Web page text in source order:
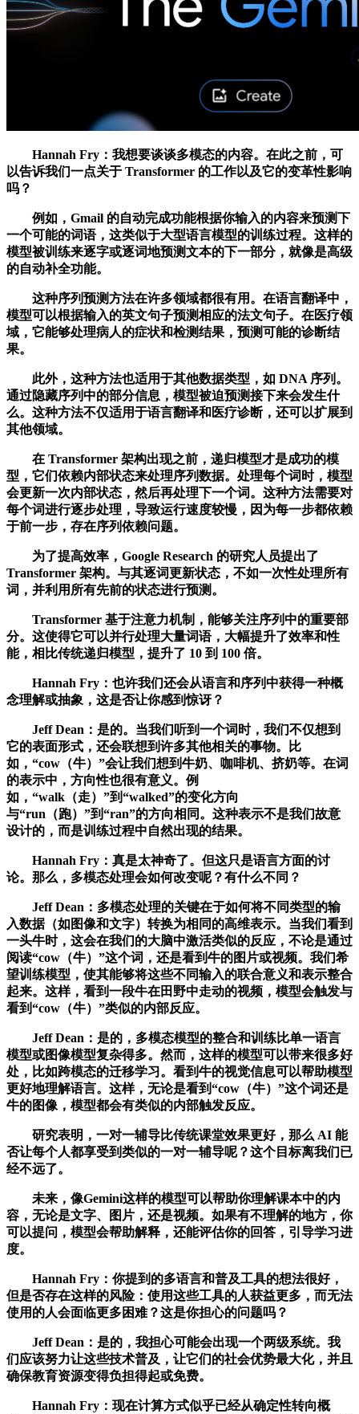
Hannah Fry：我想要谈谈多模态的内容。在此之前，可
以告诉我们一点关于 Transformer 的工作以及它的变革性影响
吗？
例如，Gmail 的自动完成功能根据你输入的内容来预测下
一个可能的词语，这类似于大型语言模型的训练过程。这样的
模型被训练来逐字或逐词地预测文本的下一部分，就像是高级
的自动补全功能。
这种序列预测方法在许多领域都很有用。在语言翻译中，
模型可以根据输入的英文句子预测相应的法文句子。在医疗领
域，它能够处理病人的症状和检测结果，预测可能的诊断结
果。
此外，这种方法也适用于其他数据类型，如 DNA 序列。
通过隐藏序列中的部分信息，模型被迫预测接下来会发生什
么。这种方法不仅适用于语言翻译和医疗诊断，还可以扩展到
其他领域。
在 Transformer 架构出现之前，递归模型才是成功的模
型，它们依赖内部状态来处理序列数据。处理每个词时，模型
会更新一次内部状态，然后再处理下一个词。这种方法需要对
每个词进行逐步处理，导致运行速度较慢，因为每一步都依赖
于前一步，存在序列依赖问题。
为了提高效率，Google Research 的研究人员提出了
Transformer 架构。与其逐词更新状态，不如一次性处理所有
词，并利用所有先前的状态进行预测。
Transformer 基于注意力机制，能够关注序列中的重要部
分。这使得它可以并行处理大量词语，大幅提升了效率和性
能，相比传统递归模型，提升了 10 到 100 倍。
Hannah Fry：也许我们还会从语言和序列中获得一种概
念理解或抽象，这是否让你感到惊讶？
Jeff Dean：是的。当我们听到一个词时，我们不仅想到
它的表面形式，还会联想到许多其他相关的事物。比
如，“cow（牛）”会让我们想到牛奶、咖啡机、挤奶等。在词
的表示中，方向性也很有意义。例
如，“walk（走）”到“walked”的变化方向
与“run（跑）”到“ran”的方向相同。这种表示不是我们故意
设计的，而是训练过程中自然出现的结果。
Hannah Fry：真是太神奇了。但这只是语言方面的讨
论。那么，多模态处理会如何改变呢？有什么不同？
Jeff Dean：多模态处理的关键在于如何将不同类型的输
入数据（如图像和文字）转换为相同的高维表示。当我们看到
一头牛时，这会在我们的大脑中激活类似的反应，不论是通过
阅读“cow（牛）”这个词，还是看到牛的图片或视频。我们希
望训练模型，使其能够将这些不同输入的联合意义和表示整合
起来。这样，看到一段牛在田野中走动的视频，模型会触发与
看到“cow（牛）”类似的内部反应。
Jeff Dean：是的，多模态模型的整合和训练比单一语言
模型或图像模型复杂得多。然而，这样的模型可以带来很多好
处，比如跨模态的迁移学习。看到牛的视觉信息可以帮助模型
更好地理解语言。这样，无论是看到“cow（牛）”这个词还是
牛的图像，模型都会有类似的内部触发反应。
研究表明，一对一辅导比传统课堂效果更好，那么 AI 能
否让每个人都享受到类似的一对一辅导呢？这个目标离我们已
经不远了。
未来，像Gemini这样的模型可以帮助你理解课本中的内
容，无论是文字、图片，还是视频。如果有不理解的地方，你
可以提问，模型会帮助解释，还能评估你的回答，引导学习进
度。
Hannah Fry：你提到的多语言和普及工具的想法很好，
但是否存在这样的风险：使用这些工具的人获益更多，而无法
使用的人会面临更多困难？这是你担心的问题吗？
Jeff Dean：是的，我担心可能会出现一个两级系统。我
们应该努力让这些技术普及，让它们的社会优势最大化，并且
确保教育资源变得负担得起或免费。
Hannah Fry：现在计算方式似乎已经从确定性转向概